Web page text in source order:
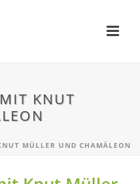
KNUT
MÜLLER UND CHAMÄLEON